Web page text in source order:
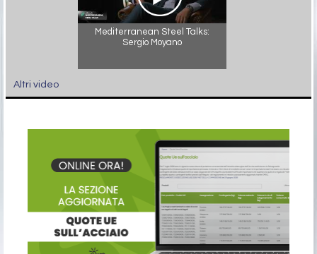
Mediterranean Steel Talks:
Sergio Moyano
Altri video